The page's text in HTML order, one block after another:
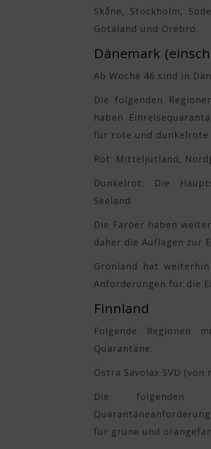
Skåne, Stockholm,
Götaland und Örebro.
Dänemark
Ab Woche 46 sind in
Die folgenden
haben
für rote und dunkelrote
Rot: Mitteljütland,
Dunkelrot: Die
Seeland.
Die Färöer haben
daher die Auflagen zur
Grönland hat
Anforderungen für die
Finnland
Folgende Regionen
Quarantäne:
Östra Savolax SVD
Die folgenden
für grüne und